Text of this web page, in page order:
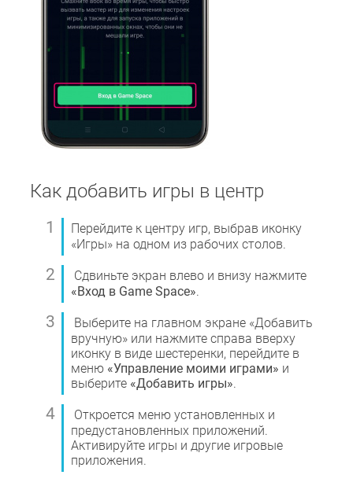
Как добавить игры в центр
Перейдите к центру игр, выбрав иконку
«Игры» на одном из рабочих столов.
Сдвиньте экран влево и внизу нажмите
«Вход в Game Space».
Выберите на главном экране «Добавить
вручную» или нажмите справа вверху
иконку в виде шестеренки, перейдите в
меню «Управление моими играми» и
выберите «Добавить игры».
Откроется меню установленных и
предустановленных приложений.
Активируйте игры и другие игровые
приложения.